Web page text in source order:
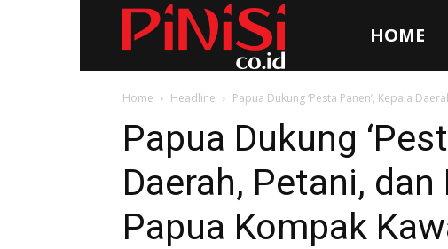
HOME
Home Headline Papua Dukung ‘Pesta Panen’, Kepala
Papua Dukung
Daerah, Petani, dan
Papua Kompak